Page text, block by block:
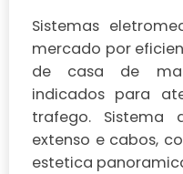
Sistemas
mercado por
de casa de
indicados para
trafego. Sistema
extenso e cabos,
estetica